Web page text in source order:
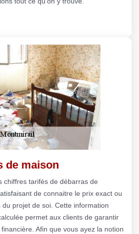
de maison
chiffres tarifés de débarras de
de connaitre le prix exact ou
projet de soi. Cette information
permet aux clients de garantir
Afin que vous ayez la notion